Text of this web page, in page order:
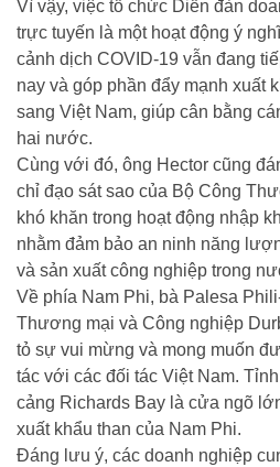
Vì vậy, việc tổ chức Diễn đàn
trực tuyến là một hoạt động ý
cảnh dịch COVID-19 vẫn đang
nay và góp phần đẩy mạnh xuất
sang Việt Nam, giúp cân bằng
hai nước.
Cùng với đó, ông Hector cũng
chỉ đạo sát sao của Bộ Công
khó khăn trong hoạt động nhập
nhằm đảm bảo an ninh năng
và sản xuất công nghiệp trong
Về phía Nam Phi, bà Palesa
Thương mại và Công nghiệp
tỏ sự vui mừng và mong muốn
tác với các đối tác Việt Nam.
cảng Richards Bay là cửa ngõ
xuất khẩu than của Nam Phi.
Đáng lưu ý, các doanh nghiệp